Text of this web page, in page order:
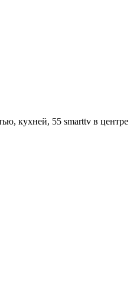
кухней, 55 smarttv в центре